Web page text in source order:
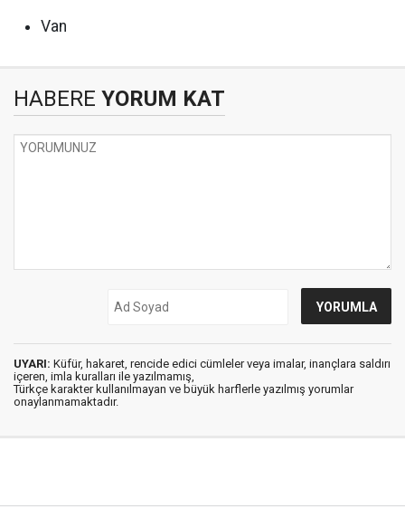
Van
HABERE YORUM KAT
UYARI: Küfür, hakaret, rencide edici cümleler veya imalar, inançlara saldırı
içeren, imla kuralları ile yazılmamış,
Türkçe karakter kullanılmayan ve büyük harflerle yazılmış yorumlar
onaylanmamaktadır.